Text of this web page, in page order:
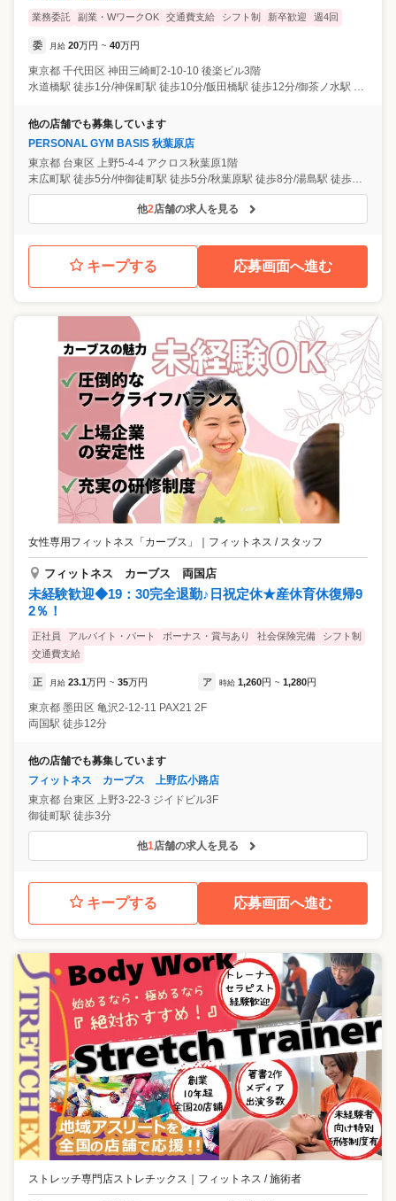
業務委託 副業・WワークOK 交通費支給 シフト制 新卒歓迎 週4回
委 月給 20万円 ~ 40万円
東京都 千代田区 神田三崎町2-10-10 後楽ビル3階
他の店舗でも募集しています
PERSONAL GYM BASIS 秋葉原店
東京都 台東区
上野5-4-4 アクロス秋葉原1階
他2店舗の求人を見る
キープする 応募画面へ進む
女性専用フィットネス「カーブス」 ｜ フィットネス / スタッフ
フィットネス カーブス 両国店
未経験歓迎◆19：30完全退勤♪日祝定休★産休育休復帰9
2％！
正社員 アルバイト・パート ボーナス・賞与あり 社会保険完備
シフト制
交通費支給
正 月給 23.1万円 ~ 35万円 ア 時給 1,260円 ~ 1,280円
東京都 墨田区 亀沢2-12-11 PAX21 2F
両国駅 徒歩12分
他の店舗でも募集しています
フィットネス カーブス 上野広小路店
東京都 台東区 上野3-22-3 ジイドビル3F
御徒町駅 徒歩3分
他1店舗の求人を見る
キープする 応募画面へ進む
ストレッチ専門店ストレチックス フィットネス / 施術者